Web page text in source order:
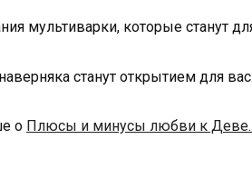
станут открытием для вас.
о Плюсы и минусы любви к Деве.